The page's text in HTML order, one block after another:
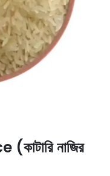
নাজির